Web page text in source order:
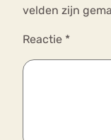
velden zijn
Reactie *